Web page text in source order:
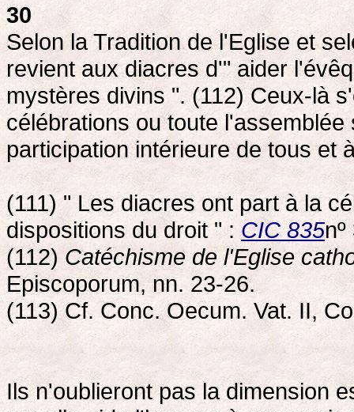
30
Selon la Tradition de l'Eglise et
revient aux diacres d'" aider
mystères divins ". (112) Ceux-là
célébrations ou toute
participation intérieure de tous et
(111) " Les diacres ont part à la
dispositions du droit " :CIC 835nº
(112)Catéchisme de l'Eglise
Episcoporum, nn. 23-26.
(113) Cf. Conc. Oecum. Vat. II,
Ils n'oublieront pas la dimension